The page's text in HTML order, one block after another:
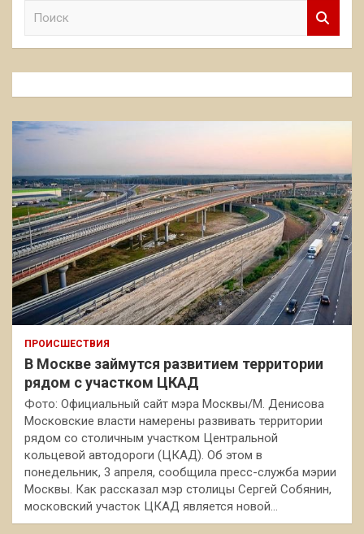
к
ПРОИСШЕСТВИЯ
В Москве займутся развитием территории
рядом с участком ЦКАД
Фото: Официальный сайт мэра Москвы/М. Денисова
Московские власти намерены развивать территории
рядом со столичным участком Центральной
кольцевой автодороги (ЦКАД). Об этом в
понедельник, 3 апреля, сообщила пресс-служба мэрии
Москвы. Как рассказал мэр столицы Сергей Собянин,
московский участок ЦКАД является новой…